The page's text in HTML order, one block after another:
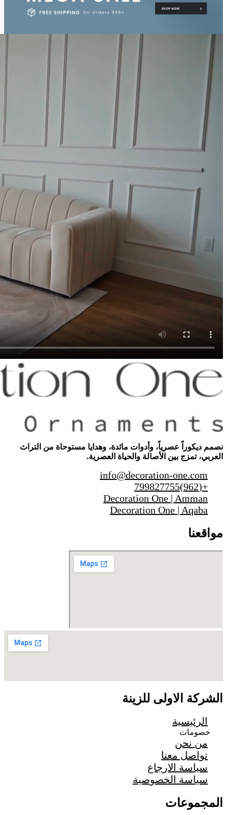
نصمم ديكوراً عصرياً، وأدوات مائدة، وهدايا مستوحاة من التراث
العربي، تمزج بين الأصالة والحياة العصرية.
info@decoration-one.com
+(962)799827755
Decoration One | Amman
Decoration One | Aqaba
مواقعنا
الشركة الاولى للزينة
الرئيسية
خصومات
من نحن
تواصل معنا
سياسة الارجاع
سياسة الخصوصية
المجموعات